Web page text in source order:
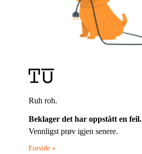
Ruh roh.
Beklager det har oppstått en feil.
Vennligst prøv igjen senere.
Forside »